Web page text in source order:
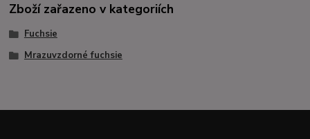
Zboží zařazeno v kategoriích
Fuchsie
Mrazuvzdorné fuchsie